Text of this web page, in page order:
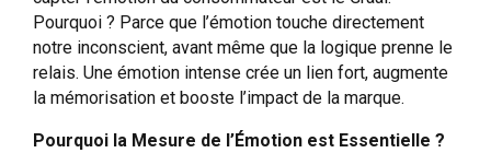
Pourquoi ? Parce que l’émotion touche directement
notre inconscient, avant même que la logique prenne le
relais. Une émotion intense crée un lien fort, augmente
la mémorisation et booste l’impact de la marque.
Pourquoi la Mesure de l’Émotion est Essentielle ?